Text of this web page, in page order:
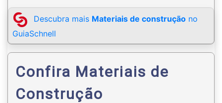
Descubra mais Materiais de construção no
GuiaSchnell
Confira Materiais de
Construção